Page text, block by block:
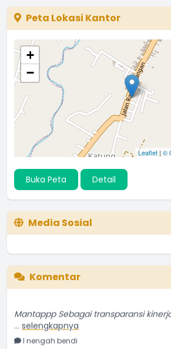
Peta Lokasi Kantor
+
−
Leaflet | ©
Buka Peta Detail
Media Sosial
Komentar
...selengkapnya
I nengah bendi
11 Februari 2022 10:12:17